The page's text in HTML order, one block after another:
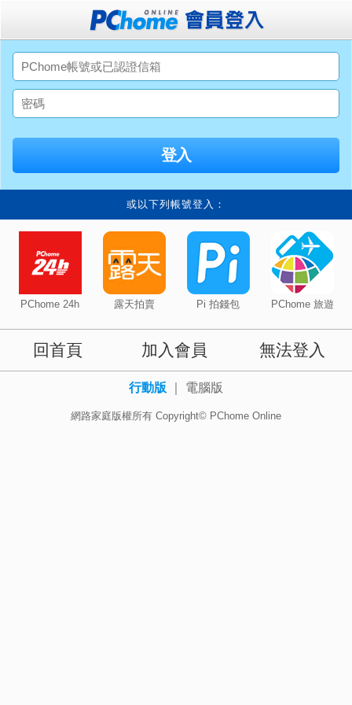
或以下列帳號登入：
PChome 24h 露天拍賣 Pi 拍錢包 PChome 旅遊
回首頁 加入會員 無法登入
行動版 電腦版
網路家庭版權所有 Copyright© PChome Online